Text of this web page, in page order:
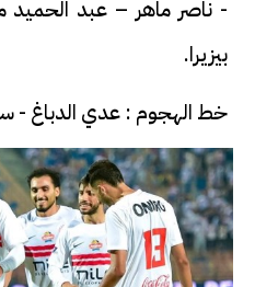
- ناصر ماهر – عبد الحميد
بيزيرا.
خط الهجوم : عدي الدباغ -